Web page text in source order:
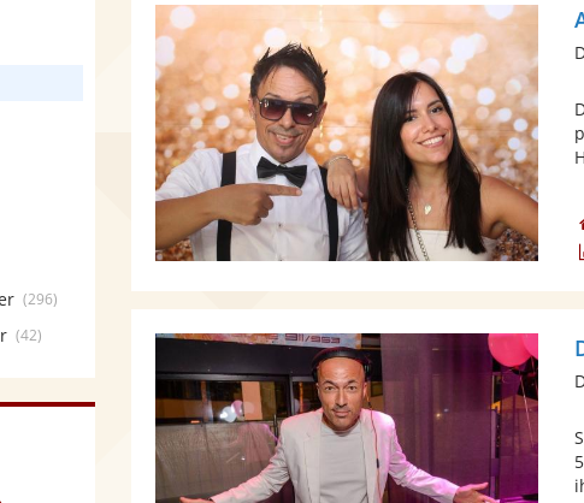
(296)
(42)